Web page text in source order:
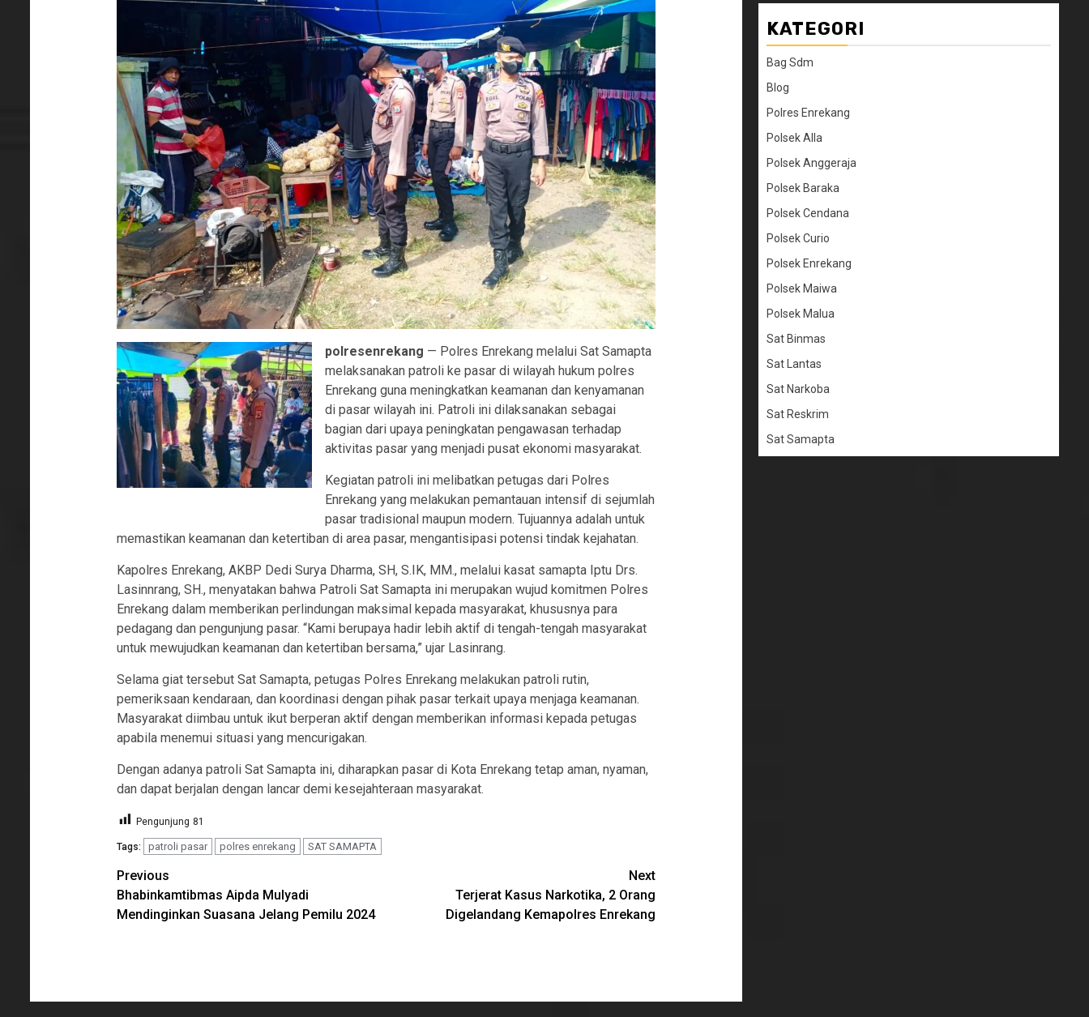
polresenrekang — Polres Enrekang melalui Sat Samapta
melaksanakan patroli ke pasar di wilayah hukum polres
Enrekang guna meningkatkan keamanan dan kenyamanan
di pasar wilayah ini. Patroli ini dilaksanakan sebagai
bagian dari upaya peningkatan pengawasan terhadap
aktivitas pasar yang menjadi pusat ekonomi masyarakat.
Kegiatan patroli ini melibatkan petugas dari Polres
Enrekang yang melakukan pemantauan intensif di sejumlah
pasar tradisional maupun modern. Tujuannya adalah untuk
memastikan keamanan dan ketertiban di area pasar, mengantisipasi potensi tindak kejahatan.
Kapolres Enrekang, AKBP Dedi Surya Dharma, SH, S.IK, MM., melalui kasat samapta Iptu Drs.
Lasinnrang, SH., menyatakan bahwa Patroli Sat Samapta ini merupakan wujud komitmen Polres
Enrekang dalam memberikan perlindungan maksimal kepada masyarakat, khususnya para
pedagang dan pengunjung pasar. “Kami berupaya hadir lebih aktif di tengah-tengah masyarakat
untuk mewujudkan keamanan dan ketertiban bersama,” ujar Lasinrang.
Selama giat tersebut Sat Samapta, petugas Polres Enrekang melakukan patroli rutin,
pemeriksaan kendaraan, dan koordinasi dengan pihak pasar terkait upaya menjaga keamanan.
Masyarakat diimbau untuk ikut berperan aktif dengan memberikan informasi kepada petugas
apabila menemui situasi yang mencurigakan.
Dengan adanya patroli Sat Samapta ini, diharapkan pasar di Kota Enrekang tetap aman, nyaman,
dan dapat berjalan dengan lancar demi kesejahteraan masyarakat.
Pengunjung 81
Tags: patroli pasar polres enrekang SAT SAMAPTA
Continue
Reading
Previous
Bhabinkamtibmas Aipda Mulyadi
Mendinginkan Suasana Jelang Pemilu 2024
Next
Terjerat Kasus Narkotika, 2 Orang
Digelandang Kemapolres Enrekang
KATEGORI
Bag Sdm
Blog
Polres Enrekang
Polsek Alla
Polsek Anggeraja
Polsek Baraka
Polsek Cendana
Polsek Curio
Polsek Enrekang
Polsek Maiwa
Polsek Malua
Sat Binmas
Sat Lantas
Sat Narkoba
Sat Reskrim
Sat Samapta